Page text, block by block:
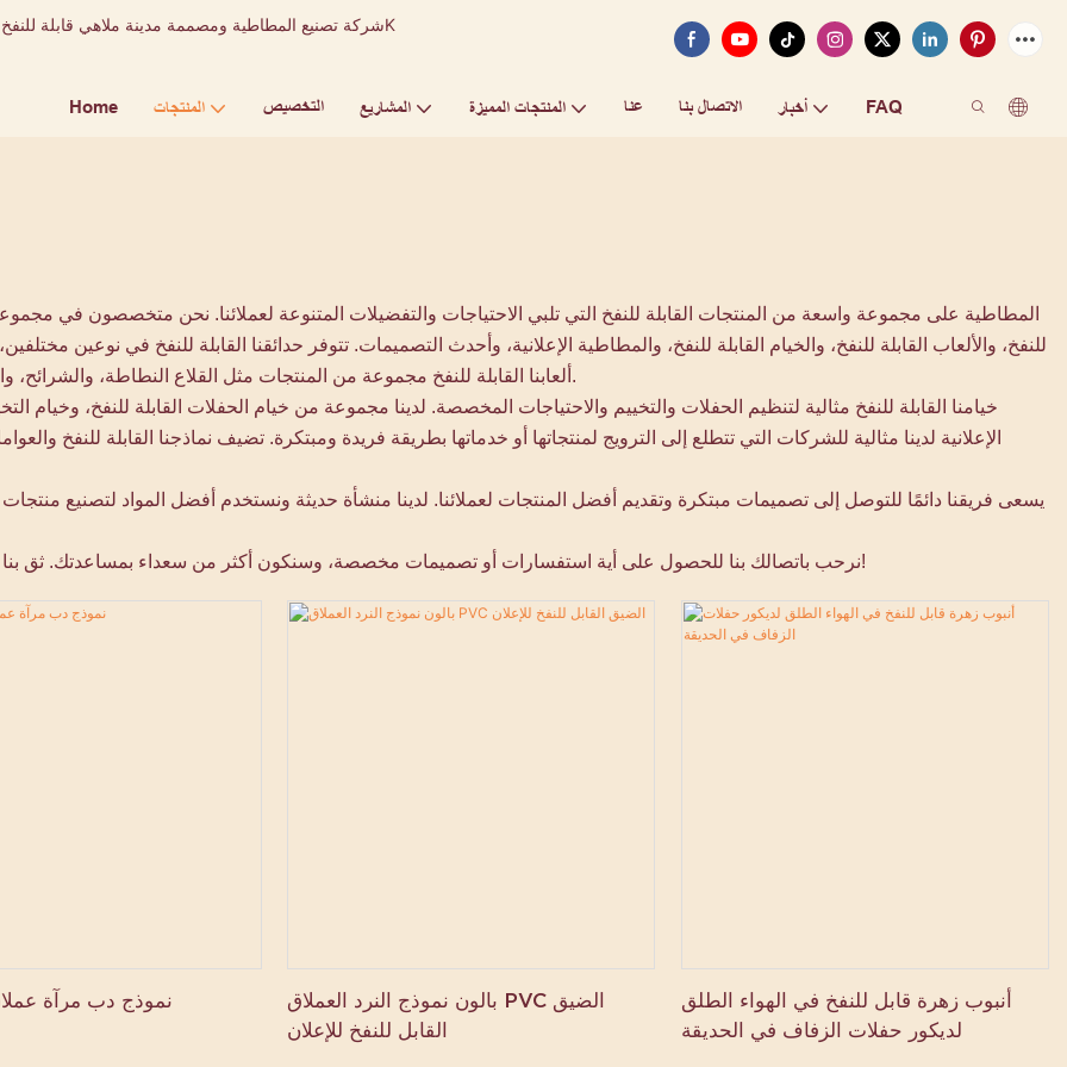
Home المنتجات التخصيص المشاريع المنتجات المميزة عنا الاتصال بنا أخبار FAQ
للنفخ، والألعاب القابلة للنفخ، والخيام القابلة للنفخ، والمطاطية الإعلانية، وأحدث التصميمات. تتوفر حدائقنا القابلة للنفخ في نوعين
ألعابنا القابلة للنفخ مجموعة من المنتجات مثل القلاع النطاطة، والشرائح، والعقبات، والألعاب الرياضية، والملاعب، وهبوط الوسائد الهوائية الآمنة.
خيامنا القابلة للنفخ مثالية لتنظيم الحفلات والتخييم والاحتياجات المخصصة. لدينا مجموعة من خيام الحفلات القابلة للنفخ، وخيام
الإعلانية لدينا مثالية للشركات التي تتطلع إلى الترويج لمنتجاتها أو خدماتها بطريقة فريدة ومبتكرة. تضيف نماذجنا القابلة للنفخ
يسعى فريقنا دائمًا للتوصل إلى تصميمات مبتكرة وتقديم أفضل المنتجات لعملائنا. لدينا منشأة حديثة ونستخدم أفضل المواد لتصنيع منتجات
نرحب باتصالك بنا للحصول على أية استفسارات أو تصميمات مخصصة، وسنكون أكثر من سعداء بمساعدتك. ثق بنا لجعل أحداثك لا تُنسى وإضافة عنصر من المرح والمغامرة إلى حياتك!
نموذج دب مرآة
بالون نموذج النرد العملاق PVC الضيق
القابل للنفخ للإعلان
أنبوب زهرة قابل للنفخ في الهواء الطلق
لديكور حفلات الزفاف في الحديقة